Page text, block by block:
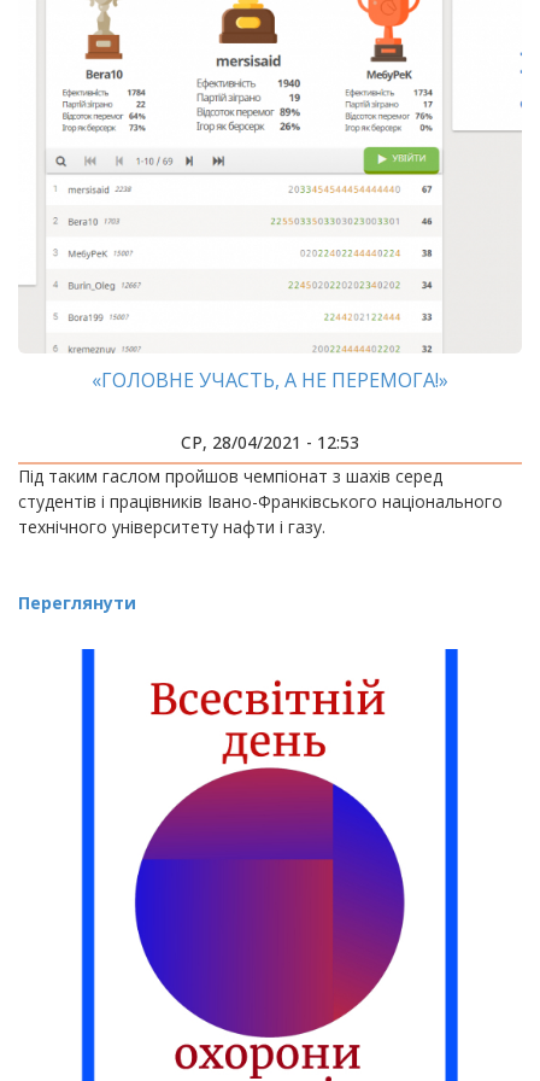
«ГОЛОВНЕ УЧАСТЬ, А НЕ ПЕРЕМОГА!»
СР, 28/04/2021 - 12:53
​​​​​​​Під таким гаслом пройшов чемпіонат з шахів серед
студентів і працівників Івано-Франківського національного
технічного університету нафти і газу.
Переглянути